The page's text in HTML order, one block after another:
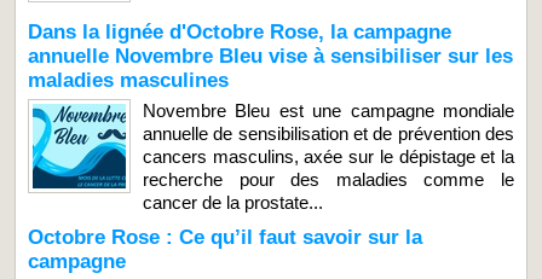
Dans la lignée d'Octobre Rose, la campagne
annuelle Novembre Bleu vise à sensibiliser sur les
maladies masculines
Novembre Bleu est une campagne mondiale
annuelle de sensibilisation et de prévention des
cancers masculins, axée sur le dépistage et la
recherche pour des maladies comme le
cancer de la prostate...
Octobre Rose : Ce qu’il faut savoir sur la
campagne